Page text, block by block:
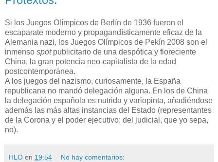
Si los Juegos Olímpicos de Berlín de 1936 fueron el
escaparate moderno y propagandísticamente eficaz de la
Alemania nazi, los Juegos Olímpicos de Pekín 2008 son el
inmenso spotpublicitario de una despótica y floreciente
China, la gran potencia neo-capitalista de la edad
postcontemporánea.
A los juegos del nazismo, curiosamente, la España
republicana no mandó delegación alguna. En los de China
la delegación española es nutrida y variopinta, añadiéndose
además las más altas instancias del Estado (representantes
de la Corona y el poder ejecutivo; del judicial, que yo sepa,
no).
HLO en 19:54 No hay comentarios: